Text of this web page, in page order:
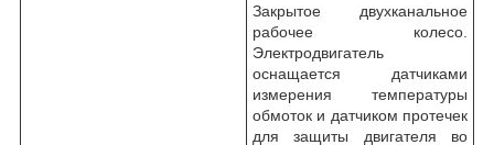
Закрытое двухканальное
рабочее колесо.
Электродвигатель
оснащается датчиками
измерения температуры
обмоток и датчиком протечек
для защиты двигателя во